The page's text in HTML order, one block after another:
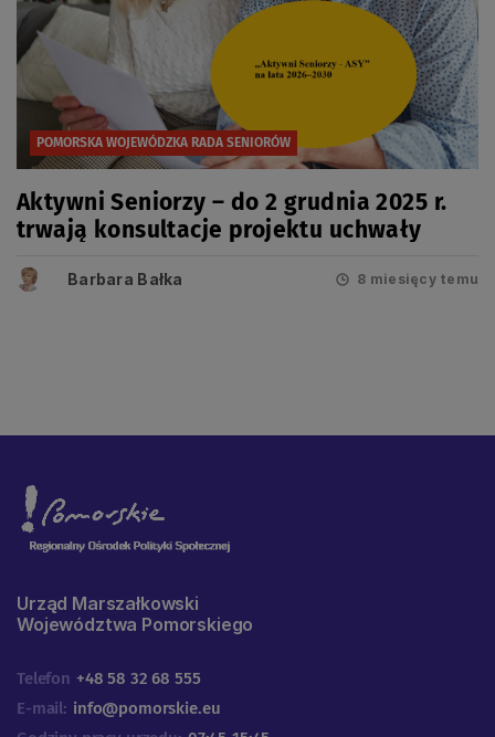
POMORSKA WOJEWÓDZKA RADA SENIORÓW
Aktywni Seniorzy – do 2 grudnia 2025 r.
trwają konsultacje projektu uchwały
Barbara Bałka 8 miesięcy temu
Urząd Marszałkowski
Województwa Pomorskiego
Telefon +48 58 32 68 555
E-mail: info@pomorskie.eu